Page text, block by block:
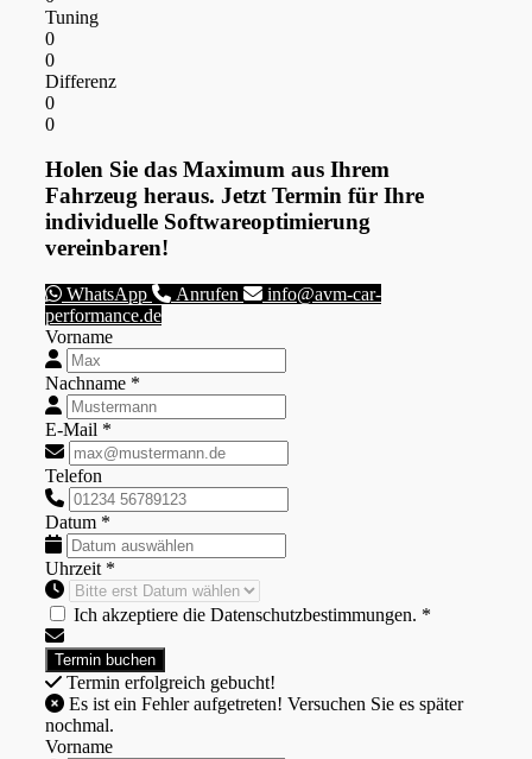
Tuning
0
0
Differenz
0
0
Holen Sie das Maximum aus Ihrem
Fahrzeug heraus. Jetzt Termin für Ihre
individuelle Softwareoptimierung
vereinbaren!
WhatsApp Anrufen
info@avm-car-
performance.de
Vorname
Nachname *
E-Mail *
Telefon
Datum *
Uhrzeit *
Ich akzeptiere die Datenschutzbestimmungen. *
Termin erfolgreich gebucht!
nochmal.
Vorname